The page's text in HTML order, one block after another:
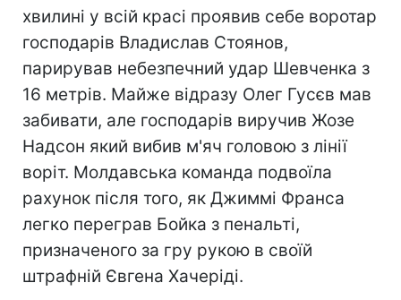
хвилині у всій красі проявив себе воротар
господарів Владислав Стоянов,
парирував небезпечний удар Шевченка з
16 метрів. Майже відразу Олег Гусєв мав
забивати, але господарів виручив Жозе
Надсон який вибив м'яч головою з лінії
воріт. Молдавська команда подвоїла
рахунок після того, як Джиммі Франса
легко переграв Бойка з пенальті,
призначеного за гру рукою в своїй
штрафній Євгена Хачеріді.